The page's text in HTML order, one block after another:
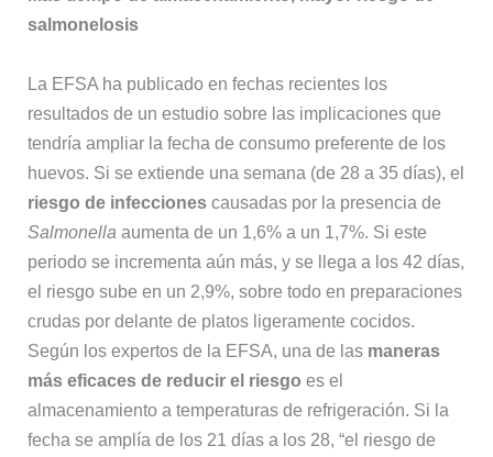
salmonelosis
La EFSA ha publicado en fechas recientes los
resultados de un estudio sobre las implicaciones que
tendría ampliar la fecha de consumo preferente de los
huevos. Si se extiende una semana (de 28 a 35 días), el
riesgo de infecciones causadas por la presencia de
Salmonella aumenta de un 1,6% a un 1,7%. Si este
periodo se incrementa aún más, y se llega a los 42 días,
el riesgo sube en un 2,9%, sobre todo en preparaciones
crudas por delante de platos ligeramente cocidos.
Según los expertos de la EFSA, una de las maneras
más eficaces de reducir el riesgo es el
almacenamiento a temperaturas de refrigeración. Si la
fecha se amplía de los 21 días a los 28, “el riesgo de